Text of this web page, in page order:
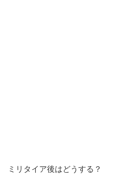
ミリタイア後はどうする？